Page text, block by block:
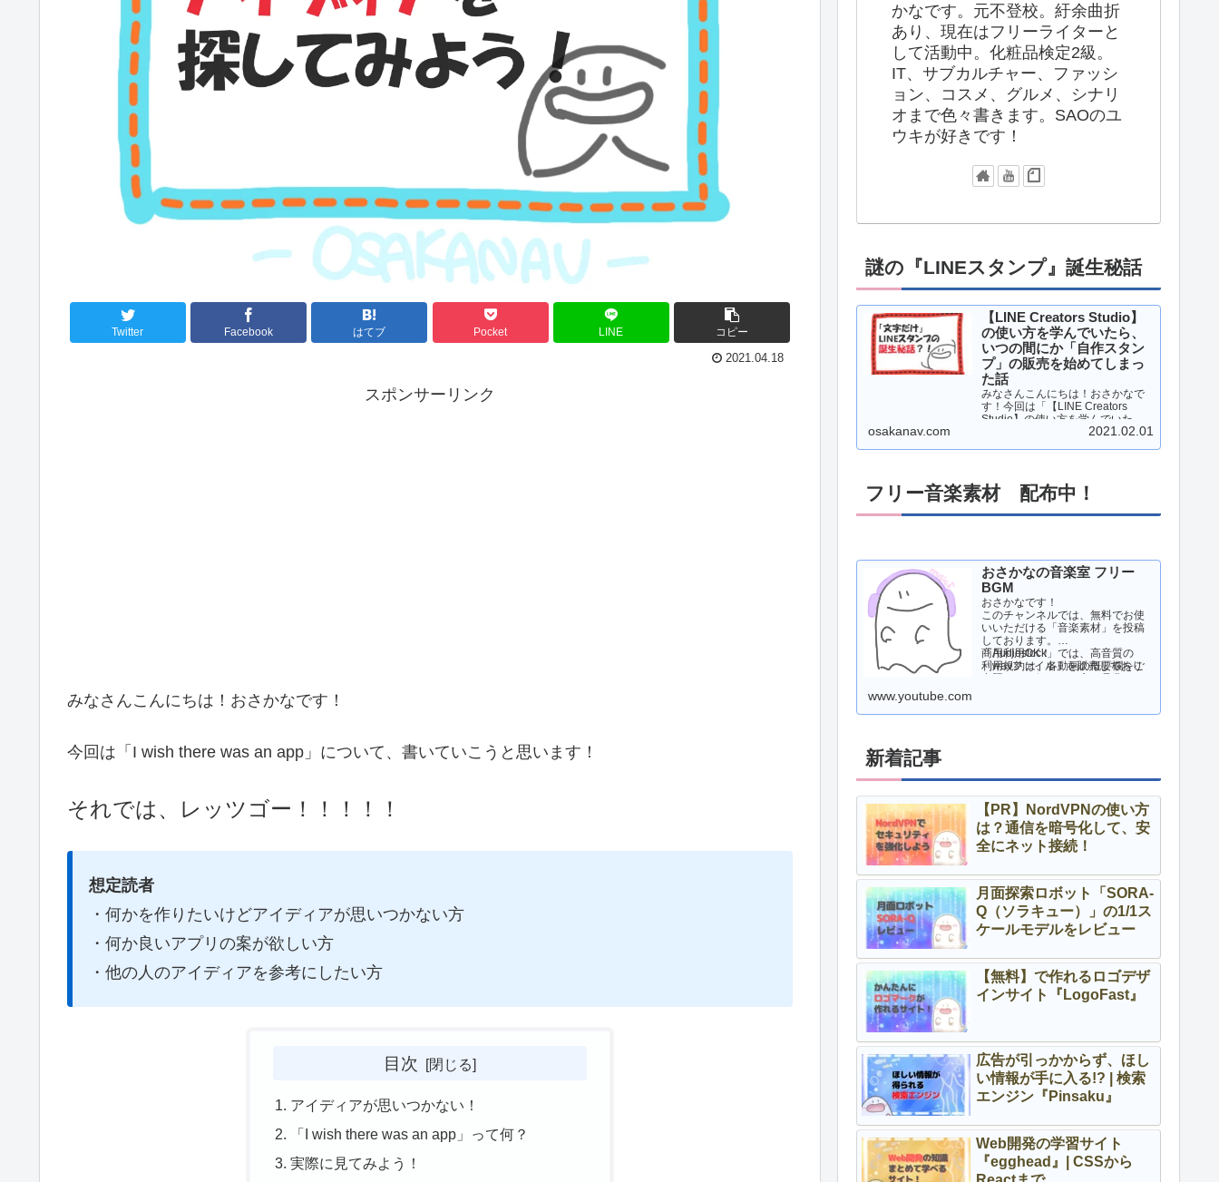
Twitter Facebook はてブ Pocket LINE コピー
2021.04.18
スポンサーリンク
みなさんこんにちは！おさかなです！
今回は「I wish there was an app」について、書いていこうと思います！
それでは、レッツゴー！！！！！
想定読者
・何かを作りたいけどアイディアが思いつかない方
・何か良いアプリの案が欲しい方
・他の人のアイディアを参考にしたい方
目次
アイディアが思いつかない！
「I wish there was an app」って何？
実際に見てみよう！
かなです。元不登校。紆余曲折
あり、現在はフリーライターと
して活動中。化粧品検定2級。
IT、サブカルチャー、ファッシ
ョン、コスメ、グルメ、シナリ
オまで色々書きます。SAOのユ
ウキが好きです！
謎の『LINEスタンプ』誕生秘話
【LINE Creators Studio】
の使い方を学んでいたら、
いつの間にか「自作スタン
プ」の販売を始めてしまっ
た話
みなさんこんにちは！おさかなで
す！今回は「【LINE Creators
Studio】の使い方を学んでいた
ら、いつの間にか「自作スタン
osakanav.com 2021.02.01
フリー音楽素材 配布中！
おさかなの音楽室 フリー
BGM
おさかなです！
このチャンネルでは、無料でお使
いいただける「音楽素材」を投稿
しております。
商用利用OK！
利用規約は、各動画の概要欄をご
「Audiostock」では、高音質の
「wavファイル」を販売しており
www.youtube.com
新着記事
【PR】NordVPNの使い方
は？通信を暗号化して、安
全にネット接続！
月面探索ロボット「SORA-
Q（ソラキュー）」の1/1ス
ケールモデルをレビュー
【無料】で作れるロゴデザ
インサイト『LogoFast』
広告が引っかからず、ほし
い情報が手に入る!? | 検索
エンジン『Pinsaku』
Web開発の学習サイト
『egghead』| CSSから